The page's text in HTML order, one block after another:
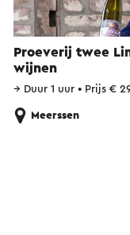
Proeverij twee
wijnen
→ Duur 1 uur • Prijs €
Meerssen